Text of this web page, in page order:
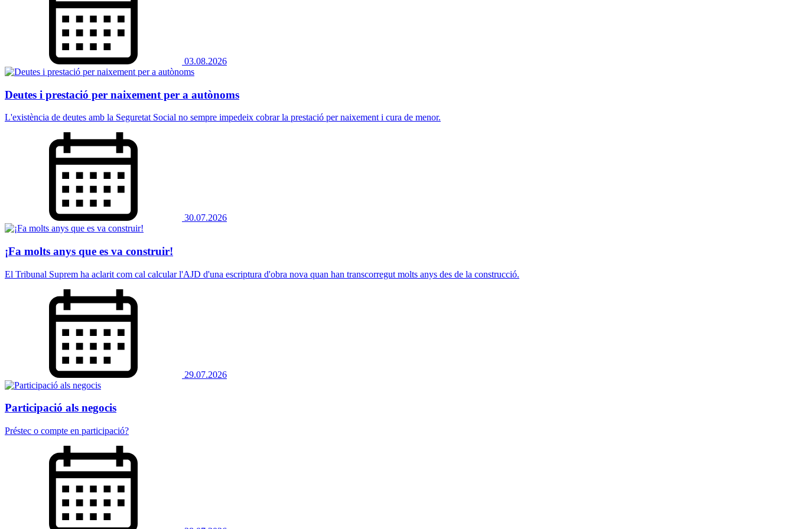
03.08.2026
Deutes i prestació per naixement per a autònoms
L'existència de deutes amb la Seguretat Social no sempre impedeix cobrar la prestació per naixement i cura de menor.
30.07.2026
¡Fa molts anys que es va construir!
El Tribunal Suprem ha aclarit com cal calcular l'AJD d'una escriptura d'obra nova quan han transcorregut molts anys des de la construcció.
29.07.2026
Participació als negocis
Préstec o compte en participació?